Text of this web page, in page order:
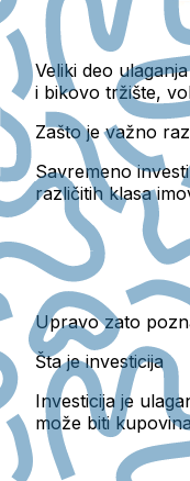
Veliki deo
i bikovo tržište,
Zašto je važno
Savremeno
različitih klasa
Upravo zato
Šta je investicija
Investicija je
može biti